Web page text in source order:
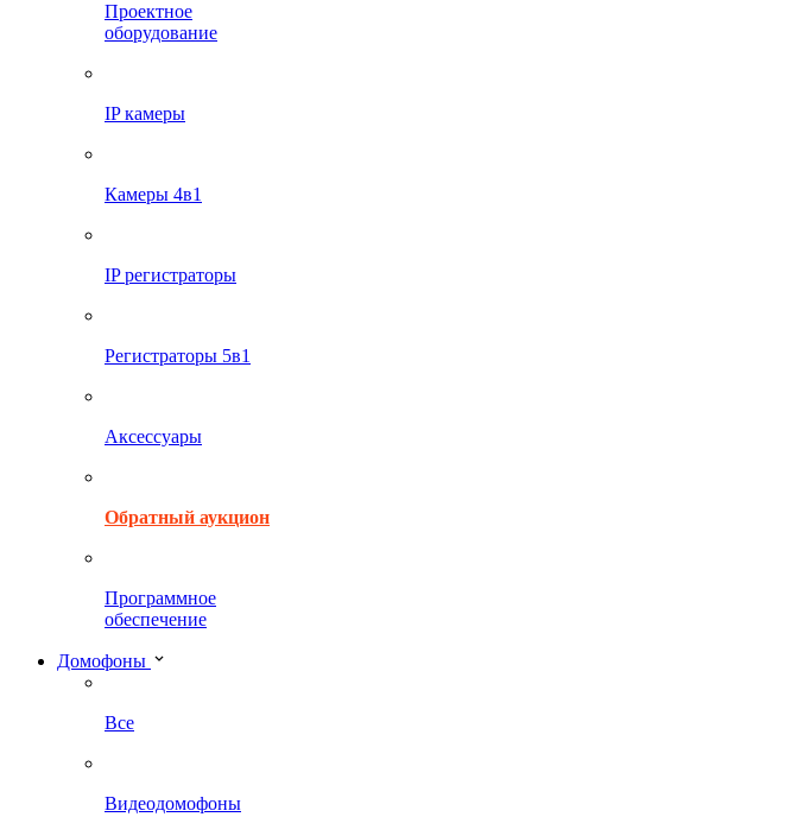
Проектное
оборудование
IP камеры
Камеры 4в1
IP регистраторы
Регистраторы 5в1
Аксессуары
Обратный аукцион
Программное
обеспечение
Домофоны
Все
Видеодомофоны